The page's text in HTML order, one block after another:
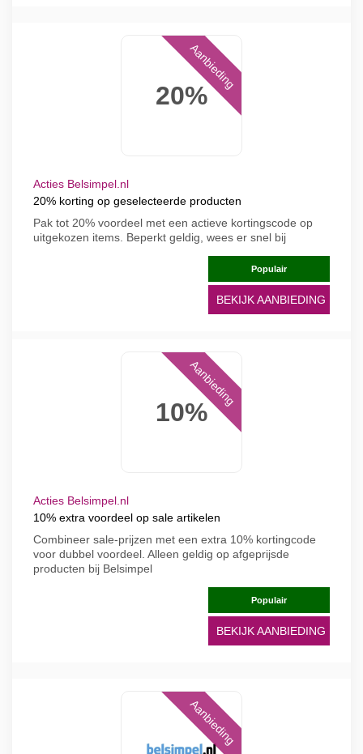
20%
Aanbieding
Acties Belsimpel.nl
20% korting op geselecteerde producten
Pak tot 20% voordeel met een actieve kortingscode op
uitgekozen items. Beperkt geldig, wees er snel bij
Populair
BEKIJK AANBIEDING
10%
Aanbieding
Acties Belsimpel.nl
10% extra voordeel op sale artikelen
Combineer sale-prijzen met een extra 10% kortingcode
voor dubbel voordeel. Alleen geldig op afgeprijsde
producten bij Belsimpel
Populair
BEKIJK AANBIEDING
Aanbieding